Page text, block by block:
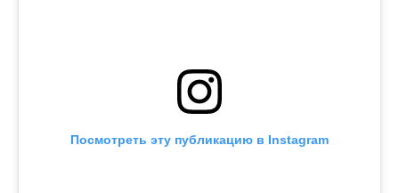
Посмотреть эту публикацию в Instagram